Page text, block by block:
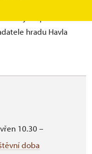
která vznikla
hradu Havla
10.30 –
doba